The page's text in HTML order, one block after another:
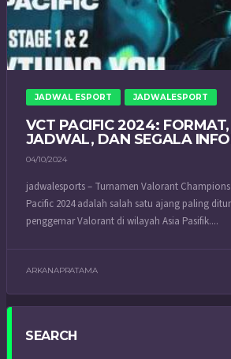
JADWAL ESPORT JADWALESPORT
VCT PACIFIC 2024:
JADWAL, DAN SEGALA
04/10/2024
jadwalesports – Turnamen Valorant
Pacific 2024 adalah salah satu ajang paling
penggemar Valorant di wilayah Asia Pasifik....
ARKANAPRATAMA
SEARCH